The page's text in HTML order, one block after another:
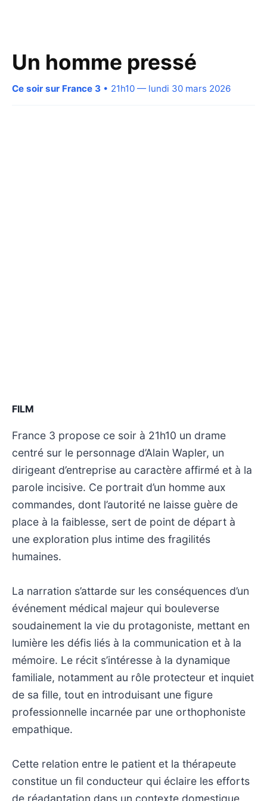
Un homme pressé
Ce soir sur France 3 • 21h10 — lundi 30 mars 2026
FILM
France 3 propose ce soir à 21h10 un drame
centré sur le personnage d’Alain Wapler, un
dirigeant d’entreprise au caractère affirmé et à la
parole incisive. Ce portrait d’un homme aux
commandes, dont l’autorité ne laisse guère de
place à la faiblesse, sert de point de départ à
une exploration plus intime des fragilités
humaines.
La narration s’attarde sur les conséquences d’un
événement médical majeur qui bouleverse
soudainement la vie du protagoniste, mettant en
lumière les défis liés à la communication et à la
mémoire. Le récit s’intéresse à la dynamique
familiale, notamment au rôle protecteur et inquiet
de sa fille, tout en introduisant une figure
professionnelle incarnée par une orthophoniste
empathique.
Cette relation entre le patient et la thérapeute
constitue un fil conducteur qui éclaire les efforts
de réadaptation dans un contexte domestique,